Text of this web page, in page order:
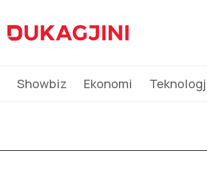
Showbiz Ekonomi